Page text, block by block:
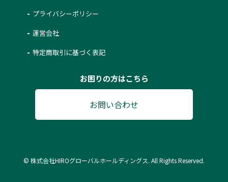
プライバシーポリシー
運営会社
特定商取引に基づく表記
お困りの方はこちら
お問い合わせ
© 株式会社HIROグローバルホールディングス. All Rights Reserved.